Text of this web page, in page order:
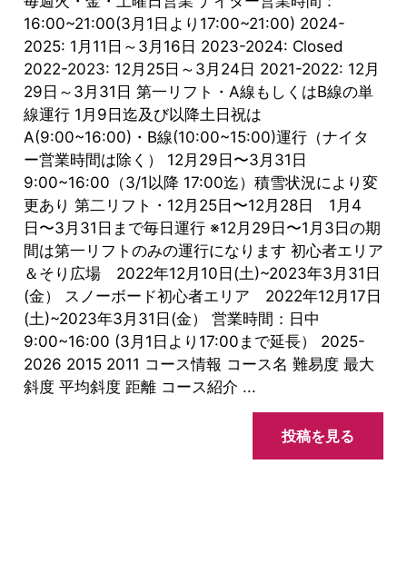
16:00~21:00(3月1日より17:00~21:00) 2024-
2025: 1月11日～3月16日 2023-2024: Closed
2022-2023: 12月25日～3月24日 2021-2022: 12月
29日～3月31日 第⼀リフト・A線もしくはB線の単
線運⾏ 1月9日迄及び以降土日祝は
A(9:00~16:00)・B線(10:00~15:00)運行（ナイタ
ー営業時間は除く） 12月29日〜3⽉31⽇
9:00~16:00（3/1以降 17:00迄）積雪状況により変
更あり 第⼆リフト・12⽉25⽇〜12月28日 1月4
日〜3⽉31⽇まで毎⽇運⾏ ※12月29日〜1月3日の期
間は第一リフトのみの運行になります 初心者エリア
＆そり広場 2022年12月10日(土)~2023年3月31日
(金） スノーボード初心者エリア 2022年12月17日
(土)~2023年3月31日(金） 営業時間：日中
9:00~16:00 (3月1日より17:00まで延長） 2025-
2026 2015 2011 コース情報 コース名 難易度 最大
斜度 平均斜度 距離 コース紹介 ...
投稿を見る